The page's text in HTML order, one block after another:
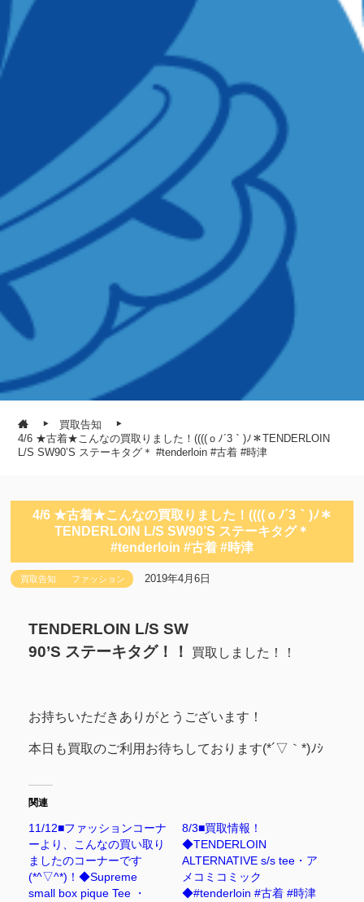
買取告知
4/6 ★古着★こんなの買取りました！((((ｏﾉ´3｀)ﾉ＊TENDERLOIN
L/S SW90’S ステーキタグ＊ #tenderloin #古着 #時津
4/6 ★古着★こんなの買取りました！((((ｏﾉ´3｀)ﾉ＊
TENDERLOIN L/S SW90’S ステーキタグ＊
#tenderloin #古着 #時津
買取告知 ファッション 2019年4月6日
TENDERLOIN L/S SW
90’S ステーキタグ！！
買取しました！！
お持ちいただきありがとうございます！
本日も買取のご利用お待ちしております(*´▽｀*)ﾉｼ
関連
11/12■ファッションコーナ
ーより、こんなの買い取り
ましたのコーナーです
(*^▽^*)！◆Supreme
small box pique Tee ・
8/3■買取情報！
◆TENDERLOIN
ALTERNATIVE s/s tee・ア
メコミコミック
◆#tenderloin #古着 #時津